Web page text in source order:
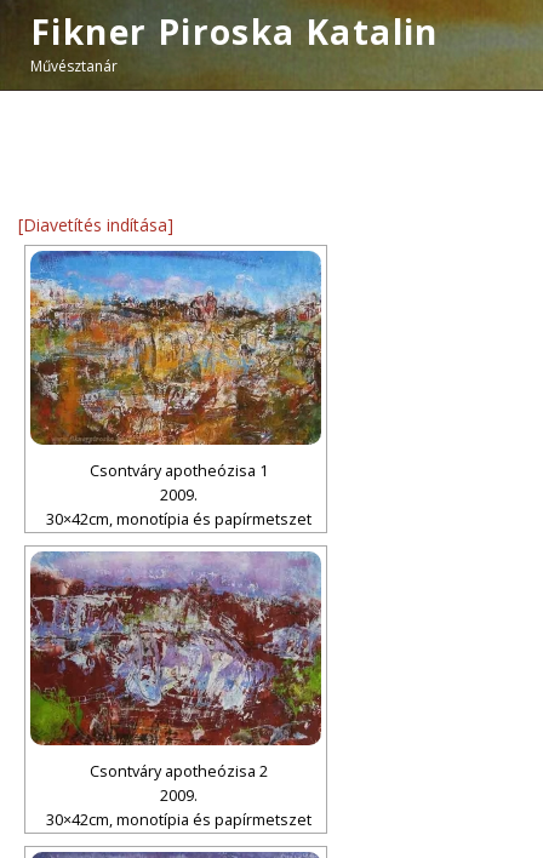
Fikner Piroska Katalin
Művésztanár
[Diavetítés indítása]
Csontváry apotheózisa 1
2009.
30×42cm, monotípia és papírmetszet
Csontváry apotheózisa 2
2009.
30×42cm, monotípia és papírmetszet